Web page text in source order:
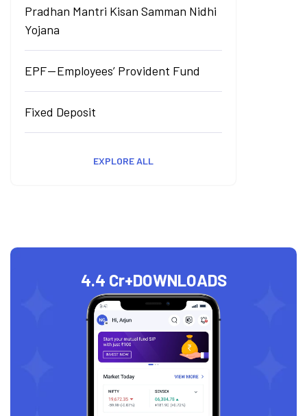
Pradhan Mantri Kisan Samman Nidhi
Yojana
EPF — Employees’ Provident Fund
Fixed Deposit
EXPLORE ALL
4.4 Cr+DOWNLOADS